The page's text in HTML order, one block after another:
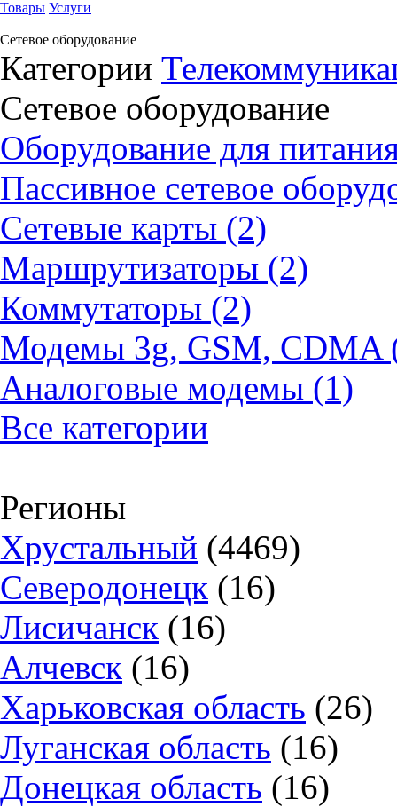
Товары Услуги
Сетевое оборудование
Категории
Сетевое оборудование
Оборудование для
Пассивное сетевое
Сетевые карты (2)
Маршрутизаторы (2)
Коммутаторы (2)
Модемы 3g, GSM, CDMA
Аналоговые модемы (1)
Все категории
Регионы
Хрустальный (4469)
Северодонецк (16)
Лисичанск (16)
Алчевск (16)
Харьковская область (26)
Луганская область (16)
Донецкая область (16)